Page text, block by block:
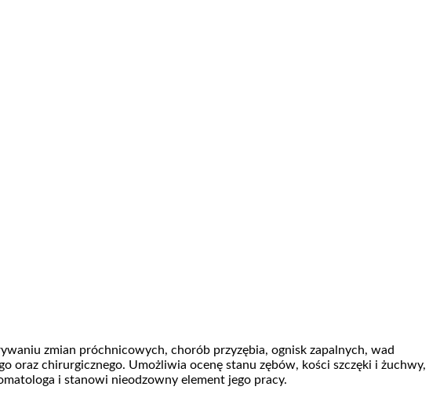
zmian próchnicowych, chorób przyzębia, ognisk zapalnych, wad
oraz chirurgicznego. Umożliwia ocenę stanu zębów, kości szczęki i żuchwy,
i stanowi nieodzowny element jego pracy.